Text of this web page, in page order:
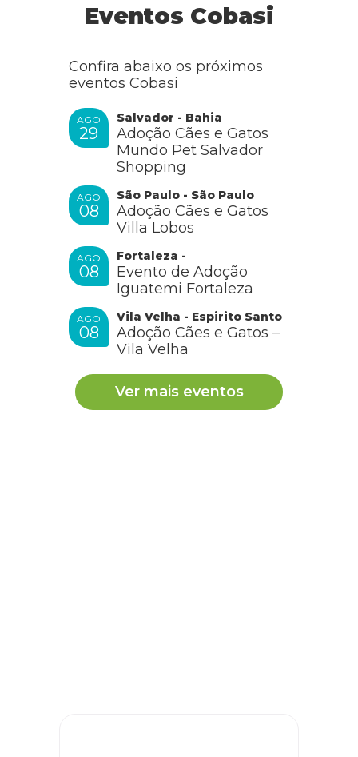
Eventos Cobasi
Confira abaixo os próximos
eventos Cobasi
AGO
29
Salvador - Bahia
Adoção Cães e Gatos
Mundo Pet Salvador
Shopping
AGO
08
São Paulo - São Paulo
Adoção Cães e Gatos
Villa Lobos
AGO
08
Fortaleza -
Evento de Adoção
Iguatemi Fortaleza
AGO
08
Vila Velha - Espirito Santo
Adoção Cães e Gatos –
Vila Velha
Ver mais eventos